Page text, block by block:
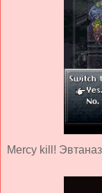
Mercy kill!